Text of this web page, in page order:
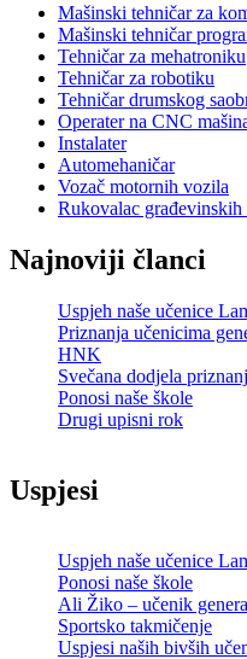
Mašinski tehničar za
Mašinski tehničar
Tehničar za mehatroniku
Tehničar za robotiku
Tehničar drumskog
Operater na CNC
Instalater
Automehaničar
Vozač motornih vozila
Rukovalac građevinskih
Najnoviji članci
Uspjeh naše učenice
Priznanja učenicima
HNK
Svečana dodjela
Ponosi naše škole
Drugi upisni rok
Uspjesi
Uspjeh naše učenice
Ponosi naše škole
Ali Žiko – učenik
Sportsko takmičenje
Uspjesi naših bivših